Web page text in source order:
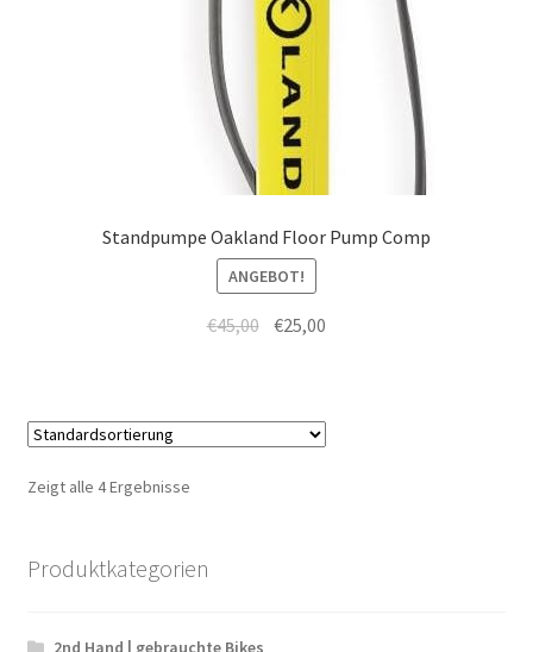
Standpumpe Oakland Floor Pump Comp
ANGEBOT!
€45,00 €25,00
Zeigt alle 4 Ergebnisse
Produktkategorien
2nd Hand | gebrauchte Bikes